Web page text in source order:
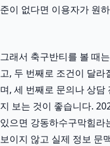
준이 없다면 이용자가 원
그래서 축구반티를 볼 때
고, 두 번째로 조건이 달
며, 세 번째로 문의나 상
지 보는 것이 좋습니다.
있으면 강동하수구막힘라
보이지 않고 실제 정보 문